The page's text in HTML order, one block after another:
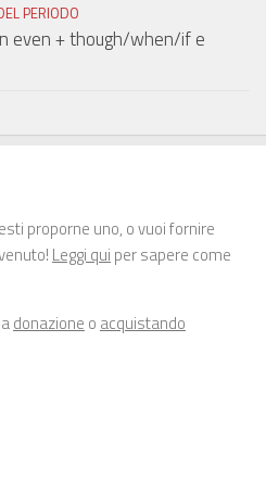
PERIODO
even + though/when/if e
proporne uno, o vuoi fornire
Leggi qui per sapere come
donazione o acquistando